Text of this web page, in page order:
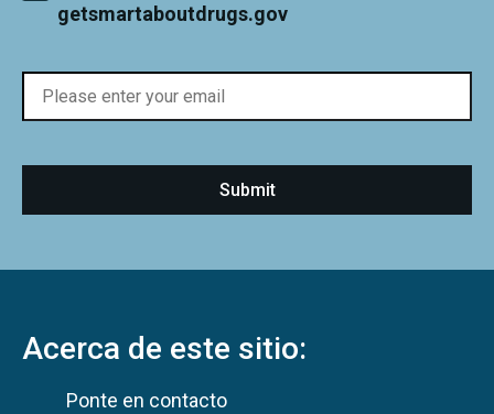
getsmartaboutdrugs.gov
Acerca de este sitio:
Ponte en contacto